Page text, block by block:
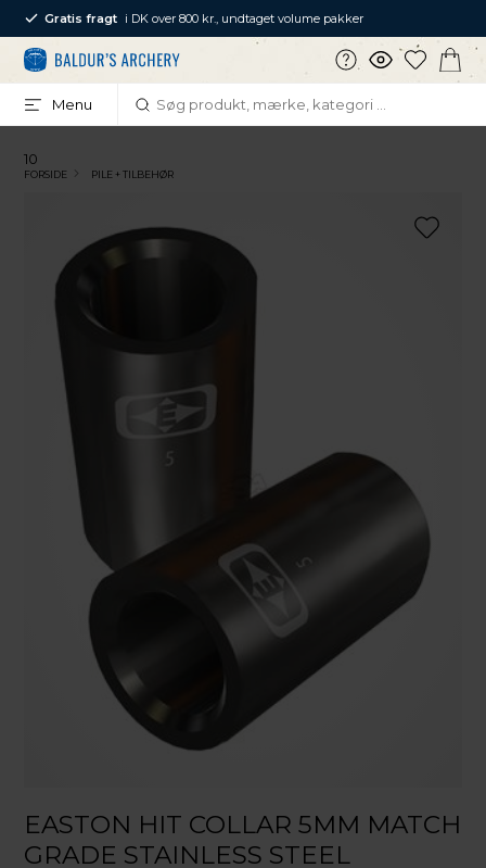
Gratis fragt i DK over 800 kr., undtaget volume pakker
Menu
10
FORSIDE PILE + TILBEHØR
EASTON HIT COLLAR 5MM MATCH
GRADE STAINLESS STEEL